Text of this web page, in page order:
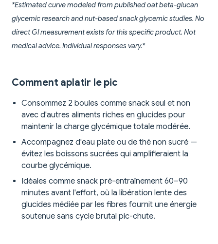
*Estimated curve modeled from published oat beta-glucan
glycemic research and nut-based snack glycemic studies. No
direct GI measurement exists for this specific product. Not
medical advice. Individual responses vary.*
Comment aplatir le pic
Consommez 2 boules comme snack seul et non
avec d'autres aliments riches en glucides pour
maintenir la charge glycémique totale modérée.
Accompagnez d'eau plate ou de thé non sucré —
évitez les boissons sucrées qui amplifieraient la
courbe glycémique.
Idéales comme snack pré-entraînement 60–90
minutes avant l'effort, où la libération lente des
glucides médiée par les fibres fournit une énergie
soutenue sans cycle brutal pic-chute.